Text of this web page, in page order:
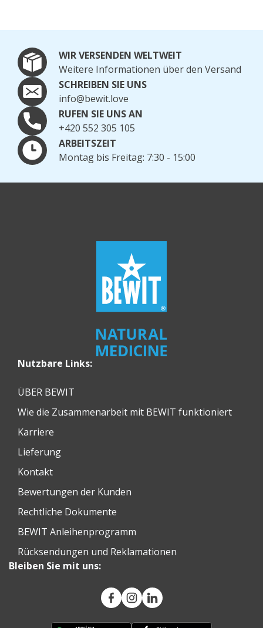
WIR VERSENDEN WELTWEIT
Weitere Informationen über den Versand
SCHREIBEN SIE UNS
info@bewit.love
RUFEN SIE UNS AN
+420 552 305 105
ARBEITSZEIT
Montag bis Freitag: 7:30 - 15:00
Nutzbare Links:
ÜBER BEWIT
Wie die Zusammenarbeit mit BEWIT funktioniert
Karriere
Lieferung
Kontakt
Bewertungen der Kunden
Rechtliche Dokumente
BEWIT Anleihenprogramm
Rücksendungen und Reklamationen
Bleiben Sie mit uns: